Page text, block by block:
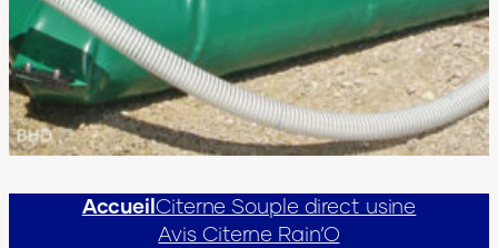
Accueil Citerne Souple direct usine
Avis Citerne Rain’O